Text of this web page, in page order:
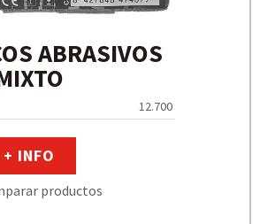
ABRASIVOS
12.700
+ INFO
productos